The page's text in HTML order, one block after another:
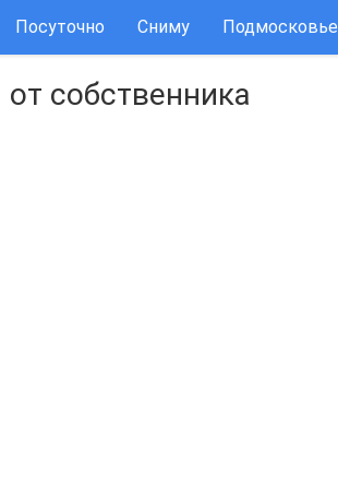
Посуточно Сниму Подмосковье
от собственника